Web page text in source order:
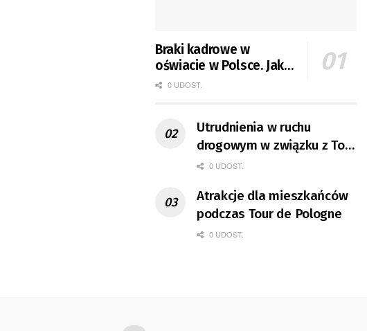
Braki kadrowe w
oświacie w Polsce. Jak
jest w Gorzowie?
0 UDOST.
Utrudnienia w ruchu
drogowym w związku z Tour
de Pologne
0 UDOST.
Atrakcje dla mieszkańców
podczas Tour de Pologne
0 UDOST.